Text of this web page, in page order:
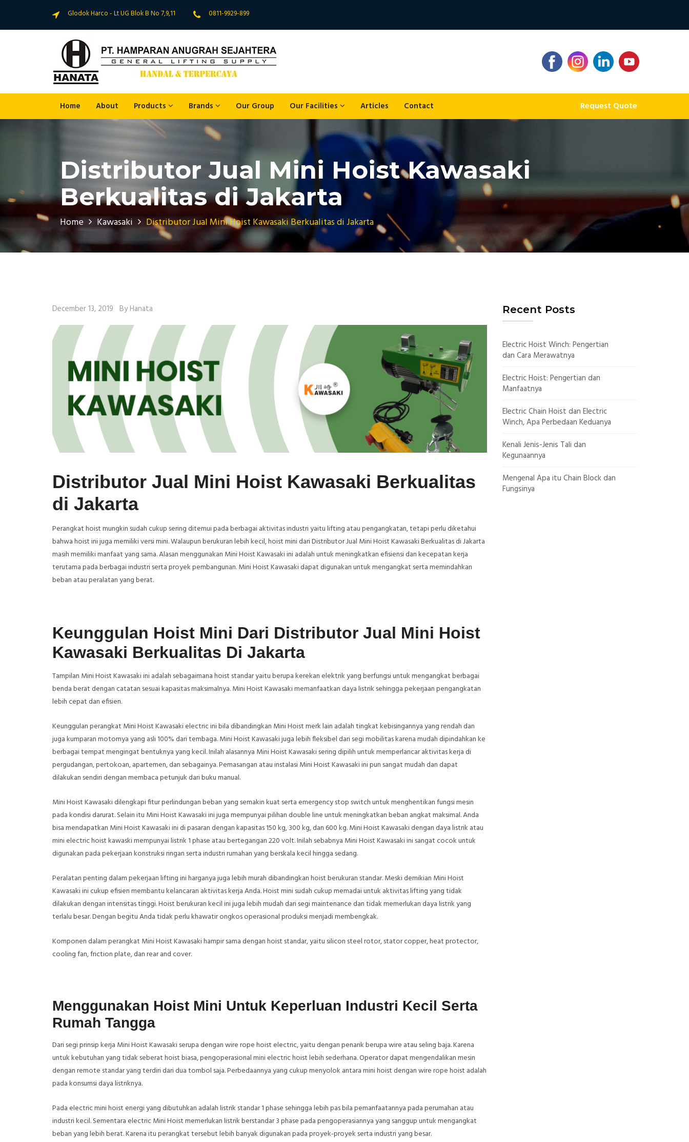
Glodok Harco - Lt UG Blok B No 7,9,11 0811-9929-899
Home About Products Brands Our Group Our Facilities Articles Contact Request Quote
Distributor Jual Mini Hoist Kawasaki
Berkualitas di Jakarta
Home Kawasaki Distributor Jual Mini Hoist Kawasaki Berkualitas di Jakarta
December 13, 2019 By Hanata
Distributor Jual Mini Hoist Kawasaki Berkualitas
di Jakarta
Perangkat hoist mungkin sudah cukup sering ditemui pada berbagai aktivitas industri yaitu lifting atau pengangkatan, tetapi perlu diketahui
bahwa hoist ini juga memiliki versi mini. Walaupun berukuran lebih kecil, hoist mini dari Distributor Jual Mini Hoist Kawasaki Berkualitas di Jakarta
masih memiliki manfaat yang sama. Alasan menggunakan Mini Hoist Kawasaki ini adalah untuk meningkatkan efisiensi dan kecepatan kerja
terutama pada berbagai industri serta proyek pembangunan. Mini Hoist Kawasaki dapat digunakan untuk mengangkat serta memindahkan
beban atau peralatan yang berat.
Keunggulan Hoist Mini Dari Distributor Jual Mini Hoist
Kawasaki Berkualitas Di Jakarta
Tampilan Mini Hoist Kawasaki ini adalah sebagaimana hoist standar yaitu berupa kerekan elektrik yang berfungsi untuk mengangkat berbagai
benda berat dengan catatan sesuai kapasitas maksimalnya. Mini Hoist Kawasaki memanfaatkan daya listrik sehingga pekerjaan pengangkatan
lebih cepat dan efisien.
Keunggulan perangkat Mini Hoist Kawasaki electric ini bila dibandingkan Mini Hoist merk lain adalah tingkat kebisingannya yang rendah dan
juga kumparan motornya yang asli 100% dari tembaga. Mini Hoist Kawasaki juga lebih fleksibel dari segi mobilitas karena mudah dipindahkan ke
berbagai tempat mengingat bentuknya yang kecil. Inilah alasannya Mini Hoist Kawasaki sering dipilih untuk memperlancar aktivitas kerja di
pergudangan, pertokoan, apartemen, dan sebagainya. Pemasangan atau instalasi Mini Hoist Kawasaki ini pun sangat mudah dan dapat
dilakukan sendiri dengan membaca petunjuk dari buku manual.
Mini Hoist Kawasaki dilengkapi fitur perlindungan beban yang semakin kuat serta emergency stop switch untuk menghentikan fungsi mesin
pada kondisi darurat. Selain itu Mini Hoist Kawasaki ini juga mempunyai pilihan double line untuk meningkatkan beban angkat maksimal. Anda
bisa mendapatkan Mini Hoist Kawasaki ini di pasaran dengan kapasitas 150 kg, 300 kg, dan 600 kg. Mini Hoist Kawasaki dengan daya listrik atau
mini electric hoist kawaski mempunyai listrik 1 phase atau bertegangan 220 volt. Inilah sebabnya Mini Hoist Kawasaki ini sangat cocok untuk
digunakan pada pekerjaan konstruksi ringan serta industri rumahan yang berskala kecil hingga sedang.
Peralatan penting dalam pekerjaan lifting ini harganya juga lebih murah dibandingkan hoist berukuran standar. Meski demikian Mini Hoist
Kawasaki ini cukup efisien membantu kelancaran aktivitas kerja Anda. Hoist mini sudah cukup memadai untuk aktivitas lifting yang tidak
dilakukan dengan intensitas tinggi. Hoist berukuran kecil ini juga lebih mudah dari segi maintenance dan tidak memerlukan daya listrik yang
terlalu besar. Dengan begitu Anda tidak perlu khawatir ongkos operasional produksi menjadi membengkak.
Komponen dalam perangkat Mini Hoist Kawasaki hampir sama dengan hoist standar, yaitu silicon steel rotor, stator copper, heat protector,
cooling fan, friction plate, dan rear and cover.
Menggunakan Hoist Mini Untuk Keperluan Industri Kecil Serta
Rumah Tangga
Dari segi prinsip kerja Mini Hoist Kawasaki serupa dengan wire rope hoist electric, yaitu dengan penarik berupa wire atau seling baja. Karena
untuk kebutuhan yang tidak seberat hoist biasa, pengoperasional mini electric hoist lebih sederhana. Operator dapat mengendalikan mesin
dengan remote standar yang terdiri dari dua tombol saja. Perbedaannya yang cukup menyolok antara mini hoist dengan wire rope hoist adalah
pada konsumsi daya listriknya.
Pada electric mini hoist energi yang dibutuhkan adalah listrik standar 1 phase sehingga lebih pas bila pemanfaatannya pada perumahan atau
industri kecil. Sementara electric Mini Hoist memerlukan listrik berstandar 3 phase pada pengoperasiannya yang sanggup untuk mengangkat
beban yang lebih berat. Karena itu perangkat tersebut lebih banyak digunakan pada proyek-proyek serta industri yang besar.
Recent Posts
Electric Hoist Winch: Pengertian
dan Cara Merawatnya
Electric Hoist: Pengertian dan
Manfaatnya
Electric Chain Hoist dan Electric
Winch, Apa Perbedaan Keduanya
Kenali Jenis-Jenis Tali dan
Kegunaannya
Mengenal Apa itu Chain Block dan
Fungsinya